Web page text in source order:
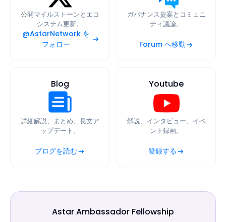
公開マイルストーンとエコ
システム更新。
@AstarNetwork を
フォロー
ガバナンス提案とコミュニ
ティ議論。
Forum へ移動
Blog
詳細解説、まとめ、長文ア
ップデート。
ブログを読む
Youtube
解説、インタビュー、イベ
ント録画。
登録する
Astar Ambassador Fellowship